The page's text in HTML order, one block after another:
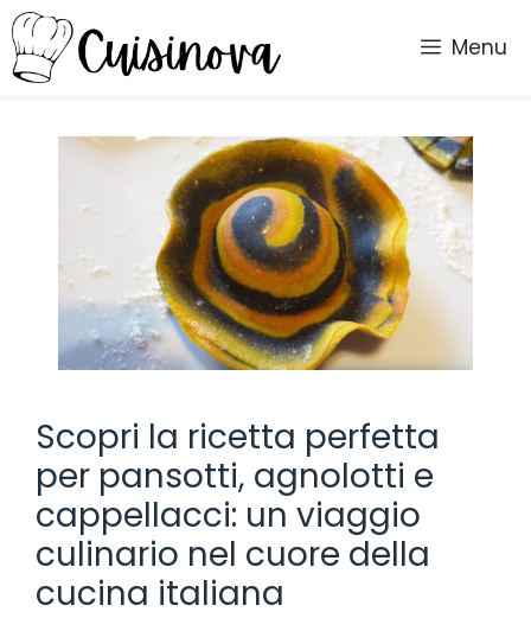
Vai
al
contenuto
Menu
Scopri la ricetta perfetta
per pansotti, agnolotti e
cappellacci: un viaggio
culinario nel cuore della
cucina italiana